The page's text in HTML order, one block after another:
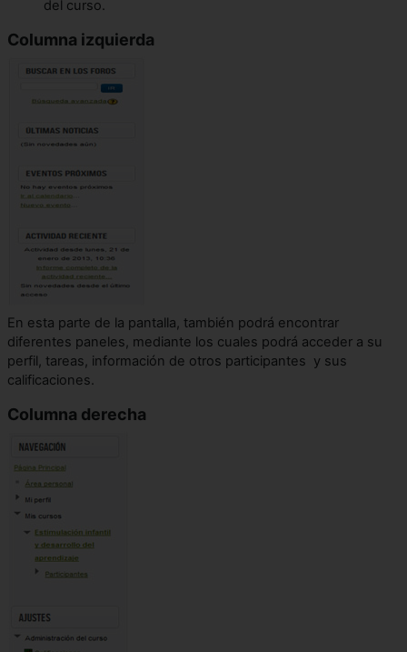
del curso.
Columna izquierda
En esta parte de la pantalla, también podrá encontrar
diferentes paneles, mediante los cuales podrá acceder a su
perfil, tareas, información de otros participantes y sus
calificaciones.
Columna derecha